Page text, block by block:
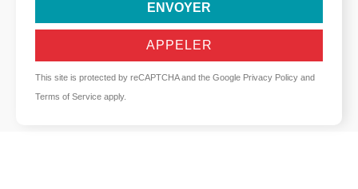
ENVOYER
APPELER
This site is protected by reCAPTCHA and the Google Privacy Policy and
Terms of Service apply.